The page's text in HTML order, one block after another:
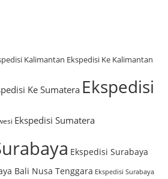
Kalimantan Ekspedisi Ke Kalimantan
Ke Sumatera Ekspedisi
Ekspedisi Sumatera
Ekspedisi Surabaya
Bali Nusa Tenggara Ekspedisi Surabaya